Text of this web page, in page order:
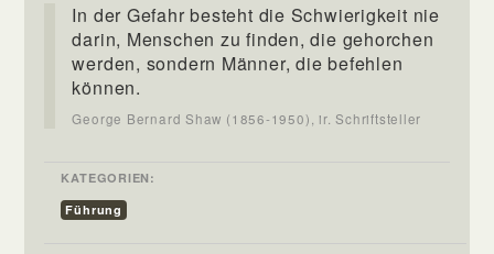
In der Gefahr besteht die Schwierigkeit nie
darin, Menschen zu finden, die gehorchen
werden, sondern Männer, die befehlen
können.
George Bernard Shaw (1856-1950), ir. Schriftsteller
KATEGORIEN:
Führung